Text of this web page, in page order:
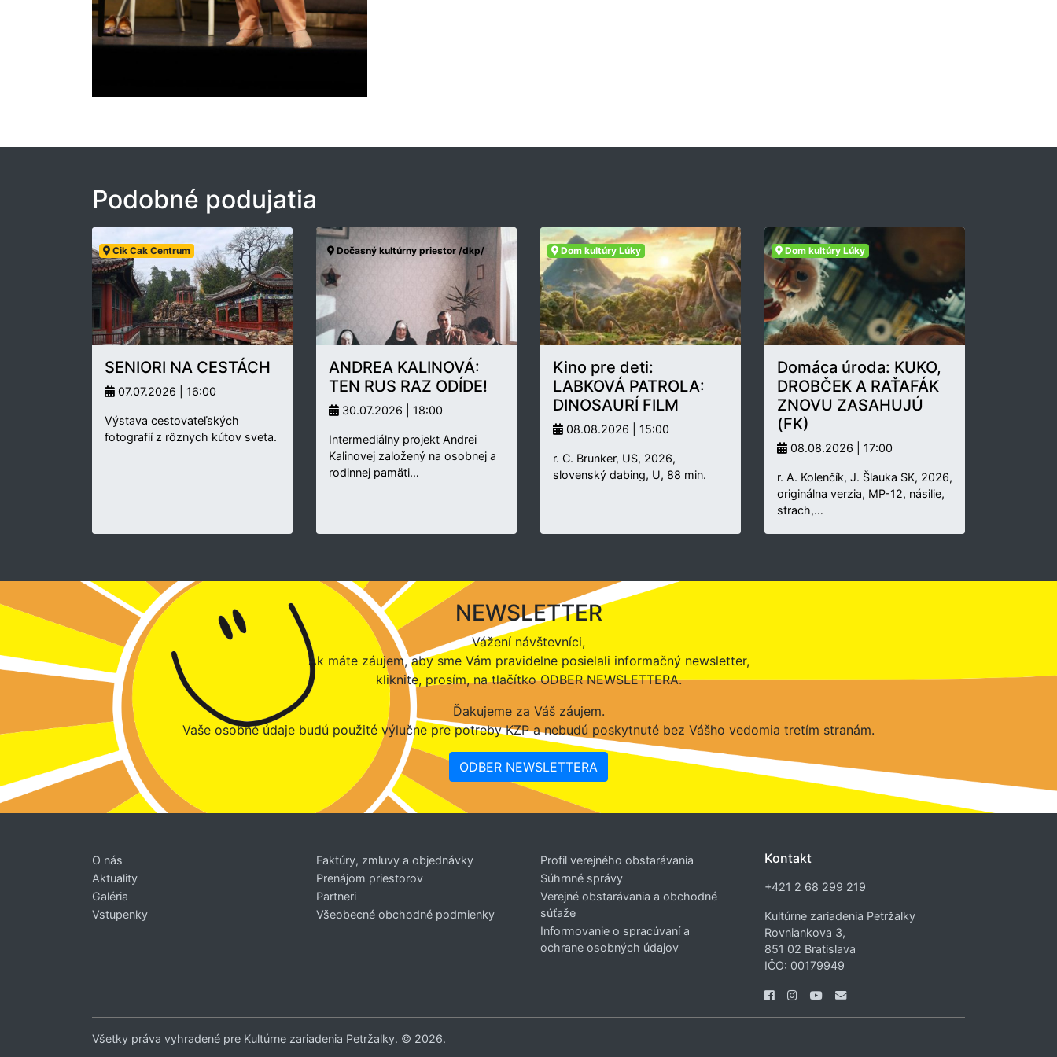
Podobné podujatia
Cik Cak Centrum
SENIORI NA CESTÁCH
07.07.2026 | 16:00
Výstava cestovateľských
fotografií z rôznych kútov sveta.
Dočasný kultúrny priestor /dkp/
ANDREA KALINOVÁ:
TEN RUS RAZ ODÍDE!
30.07.2026 | 18:00
Intermediálny projekt Andrei
Kalinovej založený na osobnej a
rodinnej pamäti…
Dom kultúry Lúky
Kino pre deti:
LABKOVÁ PATROLA:
DINOSAURÍ FILM
08.08.2026 | 15:00
r. C. Brunker, US, 2026,
slovenský dabing, U, 88 min.
Dom kultúry Lúky
Domáca úroda: KUKO,
DROBČEK A RAŤAFÁK
ZNOVU ZASAHUJÚ
(FK)
08.08.2026 | 17:00
r. A. Kolenčík, J. Šlauka SK, 2026,
originálna verzia, MP-12, násilie,
strach,…
NEWSLETTER
Vážení návštevníci,
Ak máte záujem, aby sme Vám pravidelne posielali informačný newsletter,
kliknite, prosím, na tlačítko ODBER NEWSLETTERA.
Ďakujeme za Váš záujem.
Vaše osobné údaje budú použité výlučne pre potreby KZP a nebudú poskytnuté bez Vášho vedomia tretím stranám.
ODBER NEWSLETTERA
O nás
Aktuality
Galéria
Vstupenky
Faktúry, zmluvy a objednávky
Prenájom priestorov
Partneri
Všeobecné obchodné podmienky
Profil verejného obstarávania
Súhrnné správy
Verejné obstarávania a obchodné
súťaže
Informovanie o spracúvaní a
ochrane osobných údajov
Kontakt
+421 2 68 299 219
Kultúrne zariadenia Petržalky
Rovniankova 3,
851 02 Bratislava
IČO: 00179949
Všetky práva vyhradené pre Kultúrne zariadenia Petržalky. © 2026.